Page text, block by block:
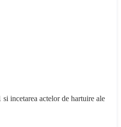
incetarea actelor de hartuire ale